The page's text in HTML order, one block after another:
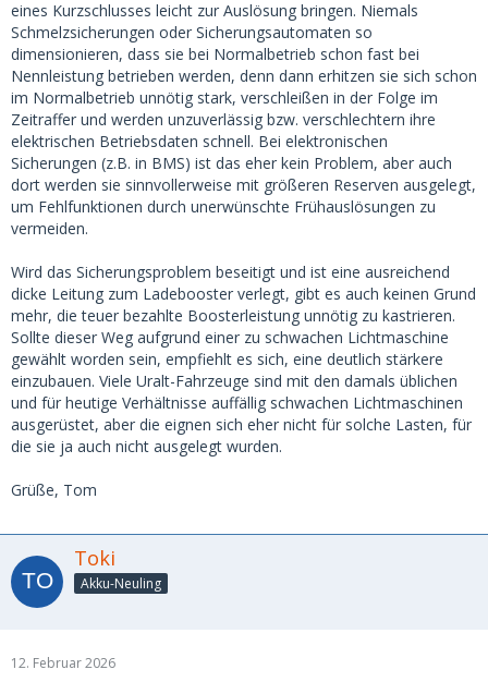
eines Kurzschlusses leicht zur Auslösung bringen. Niemals
Schmelzsicherungen oder Sicherungsautomaten so
dimensionieren, dass sie bei Normalbetrieb schon fast bei
Nennleistung betrieben werden, denn dann erhitzen sie sich schon
im Normalbetrieb unnötig stark, verschleißen in der Folge im
Zeitraffer und werden unzuverlässig bzw. verschlechtern ihre
elektrischen Betriebsdaten schnell. Bei elektronischen
Sicherungen (z.B. in BMS) ist das eher kein Problem, aber auch
dort werden sie sinnvollerweise mit größeren Reserven ausgelegt,
um Fehlfunktionen durch unerwünschte Frühauslösungen zu
vermeiden.
Wird das Sicherungsproblem beseitigt und ist eine ausreichend
dicke Leitung zum Ladebooster verlegt, gibt es auch keinen Grund
mehr, die teuer bezahlte Boosterleistung unnötig zu kastrieren.
Sollte dieser Weg aufgrund einer zu schwachen Lichtmaschine
gewählt worden sein, empfiehlt es sich, eine deutlich stärkere
einzubauen. Viele Uralt-Fahrzeuge sind mit den damals üblichen
und für heutige Verhältnisse auffällig schwachen Lichtmaschinen
ausgerüstet, aber die eignen sich eher nicht für solche Lasten, für
die sie ja auch nicht ausgelegt wurden.
Grüße, Tom
Toki
Akku-Neuling
12. Februar 2026